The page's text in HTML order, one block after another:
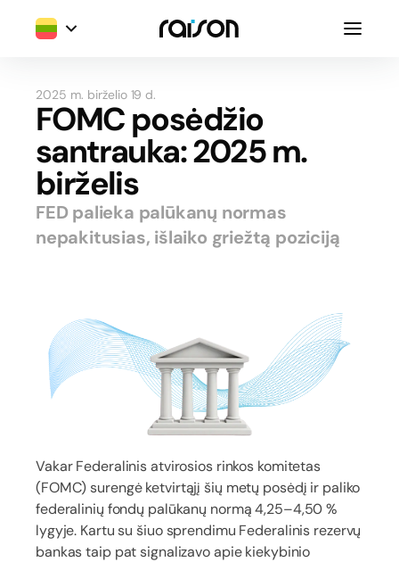
2025 m. birželio 19 d.
FOMC posėdžio
santrauka: 2025 m.
birželis
FED palieka palūkanų normas
nepakitusias, išlaiko griežtą poziciją
Vakar Federalinis atvirosios rinkos komitetas
(FOMC) surengė ketvirtąjį šių metų posėdį ir paliko
federalinių fondų palūkanų normą 4,25–4,50 %
lygyje. Kartu su šiuo sprendimu Federalinis rezervų
bankas taip pat signalizavo apie kiekybinio